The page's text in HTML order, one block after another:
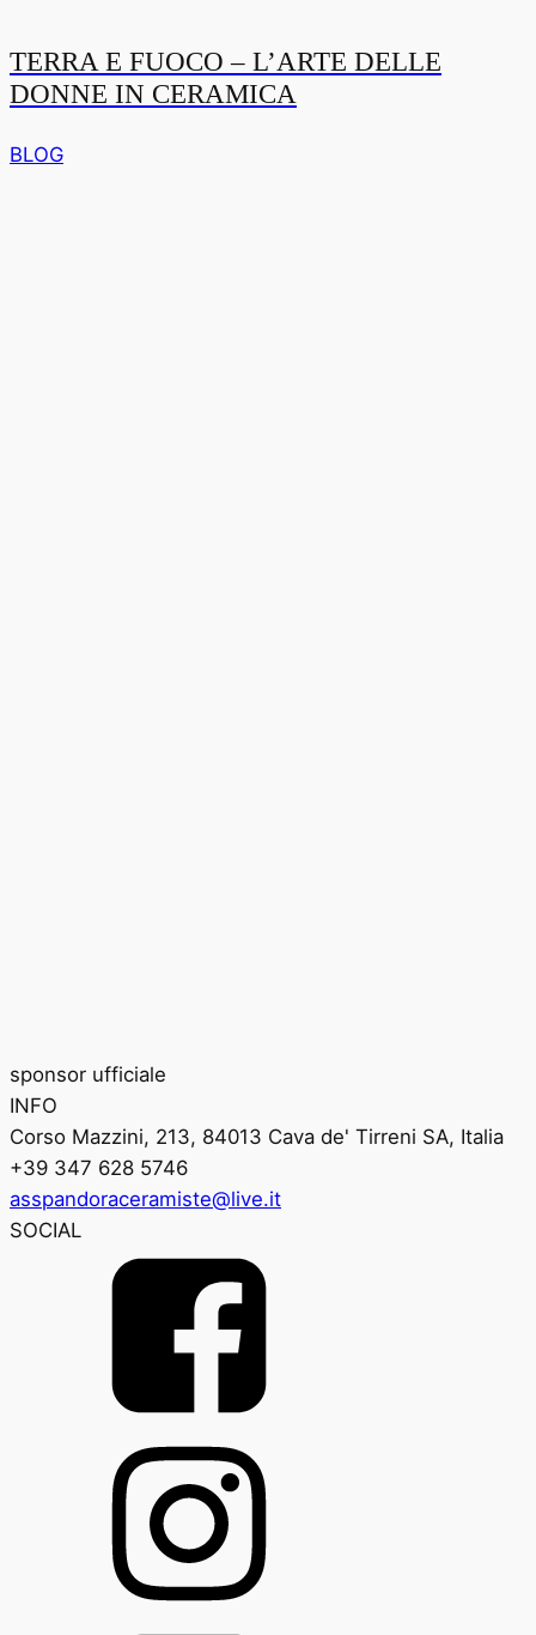
TERRA E FUOCO – L’ARTE DELLE
DONNE IN CERAMICA
BLOG
sponsor ufficiale
INFO
Corso Mazzini, 213, 84013 Cava de' Tirreni SA, Italia
+39 347 628 5746
asspandoraceramiste@live.it
SOCIAL